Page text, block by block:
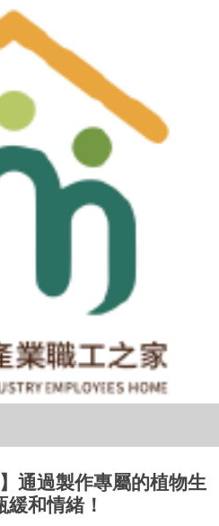
通過製作專屬的植物生
和情緒！